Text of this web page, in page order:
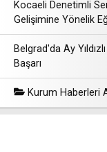
Kocaeli Denetimli
Gelişimine Yönelik
Belgrad'da Ay
Başarı
Kurum Haberleri